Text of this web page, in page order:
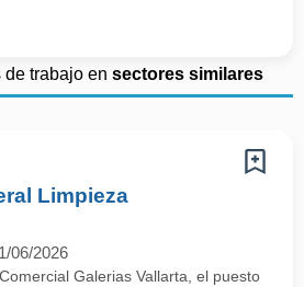
de trabajo en sectores similares
Limpieza
06/2026
Galerias Vallarta, el puesto